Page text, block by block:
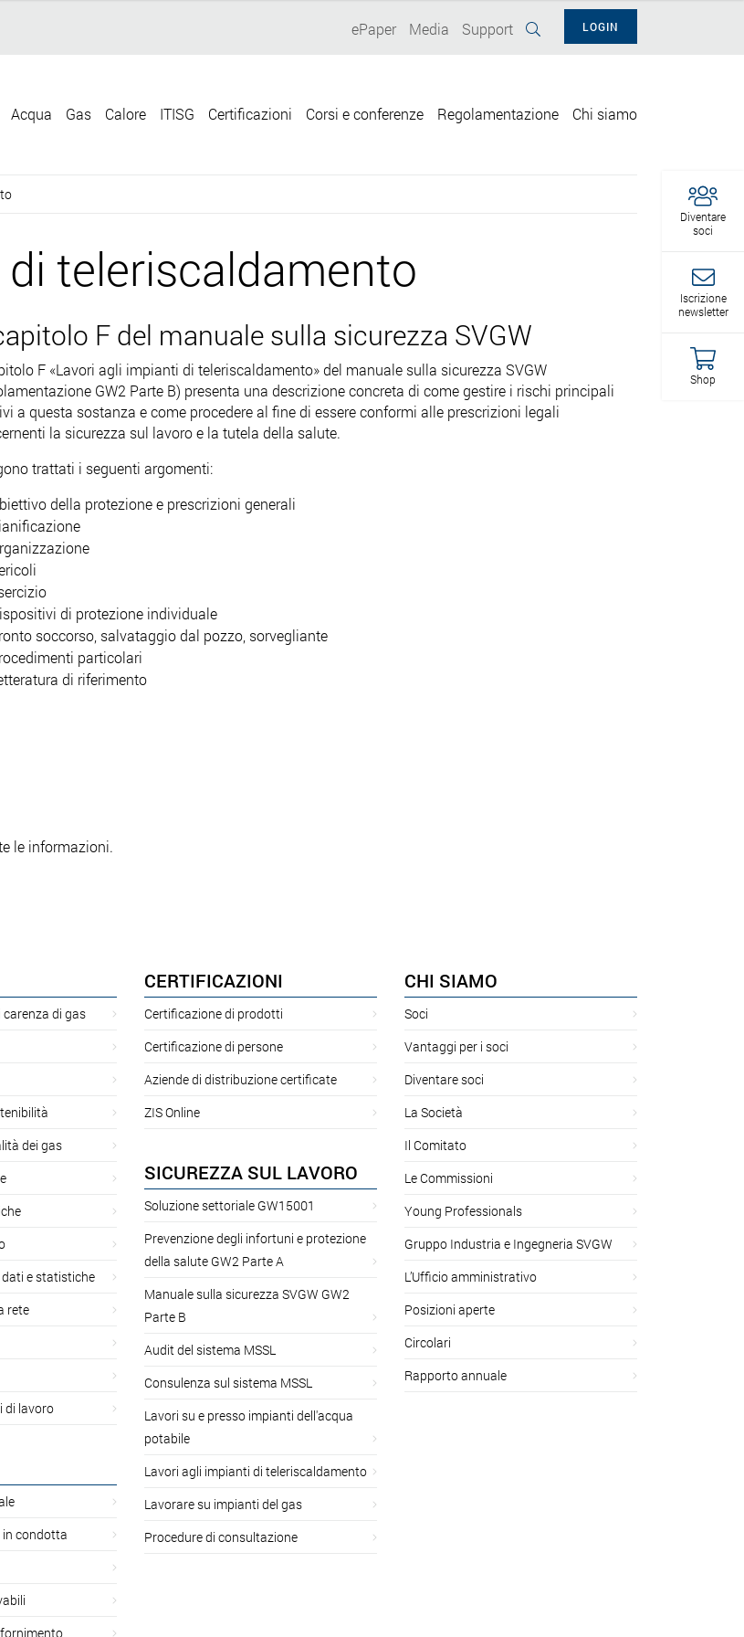
Diventare
soci
Iscrizione
newsletter
Shop
LOGIN
ePaper Media Support
Acqua Gas Calore ITISG Certificazioni Corsi e conferenze Regolamentazione Chi siamo
teleriscaldamento
F del manuale sulla sicurezza SVGW
F «Lavori agli impianti di teleriscaldamento» del manuale sulla sicurezza SVGW
GW2 Parte B) presenta una descrizione concreta di come gestire i rischi principali
a questa sostanza e come procedere al fine di essere conformi alle prescrizioni legali
la sicurezza sul lavoro e la tutela della salute.
trattati i seguenti argomenti:
della protezione e prescrizioni generali
di protezione individuale
soccorso, salvataggio dal pozzo, sorvegliante
particolari
di riferimento
le informazioni.
carenza di gas
dei gas
e statistiche
rete
di lavoro
condotta
CERTIFICAZIONI
Certificazione di prodotti
Certificazione di persone
Aziende di distribuzione certificate
ZIS Online
SICUREZZA SUL LAVORO
Soluzione settoriale GW15001
Prevenzione degli infortuni e protezione
della salute GW2 Parte A
Manuale sulla sicurezza SVGW GW2
Parte B
Audit del sistema MSSL
Consulenza sul sistema MSSL
Lavori su e presso impianti dell'acqua
potabile
Lavori agli impianti di teleriscaldamento
Lavorare su impianti del gas
Procedure di consultazione
CHI SIAMO
Soci
Vantaggi per i soci
Diventare soci
La Società
Il Comitato
Le Commissioni
Young Professionals
Gruppo Industria e Ingegneria SVGW
L’Ufficio amministrativo
Posizioni aperte
Circolari
Rapporto annuale